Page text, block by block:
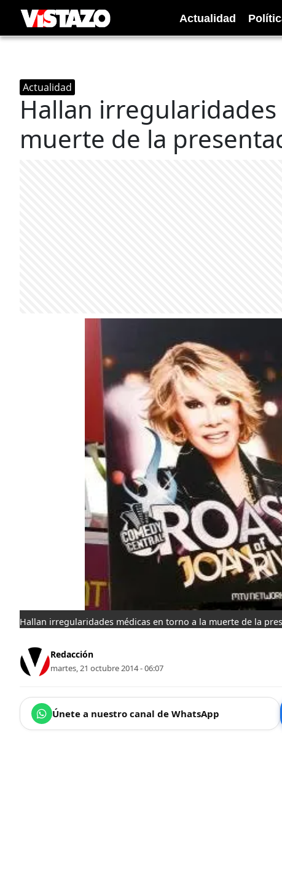
Actualidad
Actualidad
Hallan
muerte de la
Hallan irregularidades médicas en torno a la muerte de la
Redacción
martes, 21 octubre 2014 - 06:07
Únete a nuestro canal de WhatsApp